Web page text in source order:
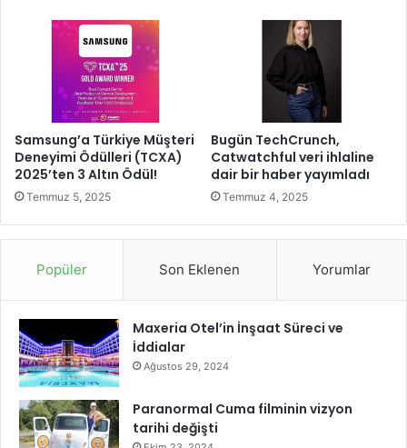
l
e
r
i
l
l
u
ş
u
Samsung’a Türkiye Müşteri
Deneyimi Ödülleri (TCXA)
2025’ten 3 Altın Ödül!
Temmuz 5, 2025
Bugün TechCrunch,
Catwatchful veri ihlaline
dair bir haber yayımladı
Temmuz 4, 2025
Popüler Son Eklenen Yorumlar
Maxeria Otel’in İnşaat Süreci ve
İddialar
Ağustos 29, 2024
Paranormal Cuma filminin vizyon
tarihi değişti